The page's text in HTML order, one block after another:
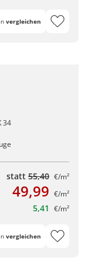
vergleichen
34
statt 55,40 €/m²
49,99 €/m²
5,41 €/m²
vergleichen